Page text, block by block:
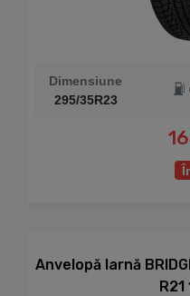
Dimensiune
295/35R23
Anvelopă Iarnă
R21